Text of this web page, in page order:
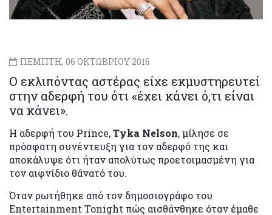
ΠΕΜΠΤΗ, 06 ΟΚΤΩΒΡΙΟΥ 2016
Ο εκλιπόντας αστέρας είχε εκμυστηρευτεί
στην αδερφή του ότι «έχει κάνει ό,τι είναι
να κάνει».
Η αδερφή του Prince,Tyka Nelson, μίλησε σε
πρόσφατη συνέντευξη για τον αδερφό της και
αποκάλυψε ότι ήταν απολύτως προετοιμασμένη για
τον αιφνίδιο θάνατό του.
Όταν ρωτήθηκε από τον δημοσιογράφο του
Entertainment Tonight πώς αισθάνθηκε όταν έμαθε